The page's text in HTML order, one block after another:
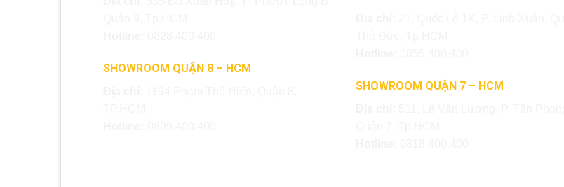
SHOWROOM QUẬN 8 – HCM
SHOWROOM QUẬN 7 – HCM